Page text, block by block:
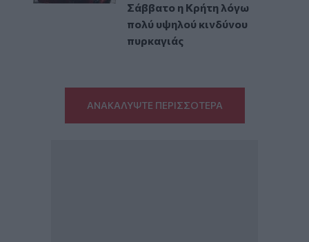
Σάββατο η Κρήτη λόγω
πολύ υψηλού κινδύνου
πυρκαγιάς
ΑΝΑΚΑΛΥΨΤΕ ΠΕΡΙΣΣΟΤΕΡΑ